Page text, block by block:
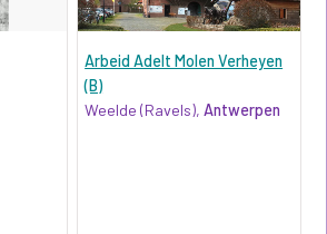
Arbeid Adelt Molen Verheyen
(B)
Weelde (Ravels),Antwerpen